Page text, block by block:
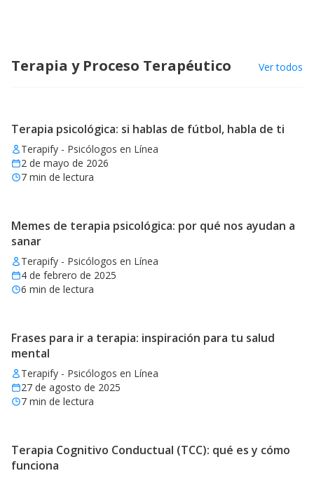
Terapia y Proceso Terapéutico Ver todos
Terapia psicológica: si hablas de fútbol, habla de ti
Terapify - Psicólogos en Línea
2 de mayo de 2026
7 min de lectura
Memes de terapia psicológica: por qué nos ayudan a
sanar
Terapify - Psicólogos en Línea
4 de febrero de 2025
6 min de lectura
Frases para ir a terapia: inspiración para tu salud
mental
Terapify - Psicólogos en Línea
27 de agosto de 2025
7 min de lectura
Terapia Cognitivo Conductual (TCC): qué es y cómo
funciona